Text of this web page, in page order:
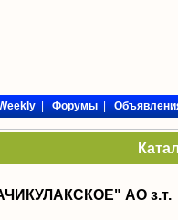
|Форумы|
АО з.т.